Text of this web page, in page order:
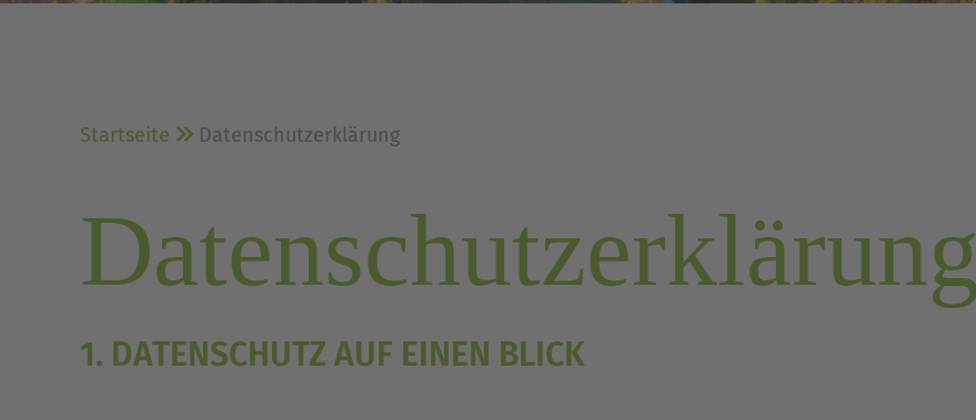
Startseite Datenschutzerklärung
Datenschutzerklärung
1. DATENSCHUTZ AUF EINEN BLICK